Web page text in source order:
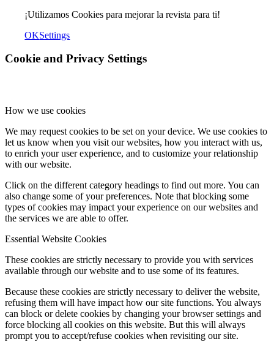
¡Utilizamos Cookies para mejorar la revista para ti!
OKSettings
Cookie and Privacy Settings
How we use cookies
We may request cookies to be set on your device. We use cookies to
let us know when you visit our websites, how you interact with us,
to enrich your user experience, and to customize your relationship
with our website.
Click on the different category headings to find out more. You can
also change some of your preferences. Note that blocking some
types of cookies may impact your experience on our websites and
the services we are able to offer.
Essential Website Cookies
These cookies are strictly necessary to provide you with services
available through our website and to use some of its features.
Because these cookies are strictly necessary to deliver the website,
refusing them will have impact how our site functions. You always
can block or delete cookies by changing your browser settings and
force blocking all cookies on this website. But this will always
prompt you to accept/refuse cookies when revisiting our site.